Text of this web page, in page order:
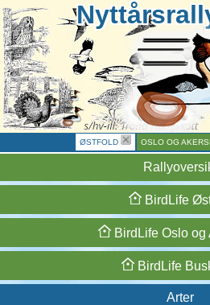
ØSTFOLD OSLO OG
BirdLife
BirdLife Oslo og
BirdLife
Arter